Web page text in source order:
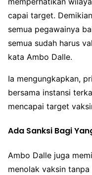
capai target.
semua pegawainya
semua sudah harus
kata Ambo Dalle.
Ia mengungkapkan,
bersama instansi
mencapai target
Ada Sanksi Bagi
Ambo Dalle juga
menolak vaksin